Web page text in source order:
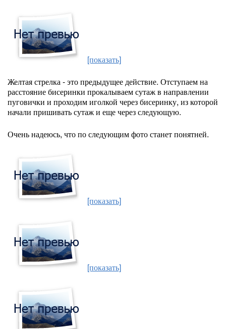
[показать]
Желтая стрелка - это предыдущее действие. Отступаем на
расстояние бисеринки прокалываем сутаж в направлении
пуговички и проходим иголкой через бисеринку, из которой
начали пришивать сутаж и еще через следующую.
Очень надеюсь, что по следующим фото станет понятней.
[показать]
[показать]